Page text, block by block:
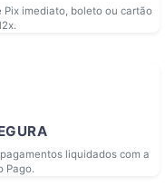
Pix imediato, boleto ou cartão
liquidados com a
Pago.